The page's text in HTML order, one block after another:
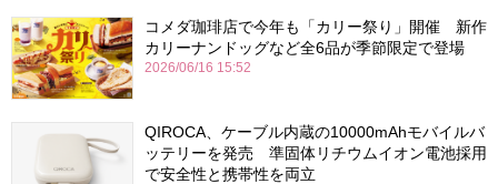
コメダ珈琲店で今年も「カリー祭り」開催 新作
カリーナンドッグなど全6品が季節限定で登場
2026/06/16 15:52
QIROCA、ケーブル内蔵の10000mAhモバイルバ
ッテリーを発売 準固体リチウムイオン電池採用
で安全性と携帯性を両立